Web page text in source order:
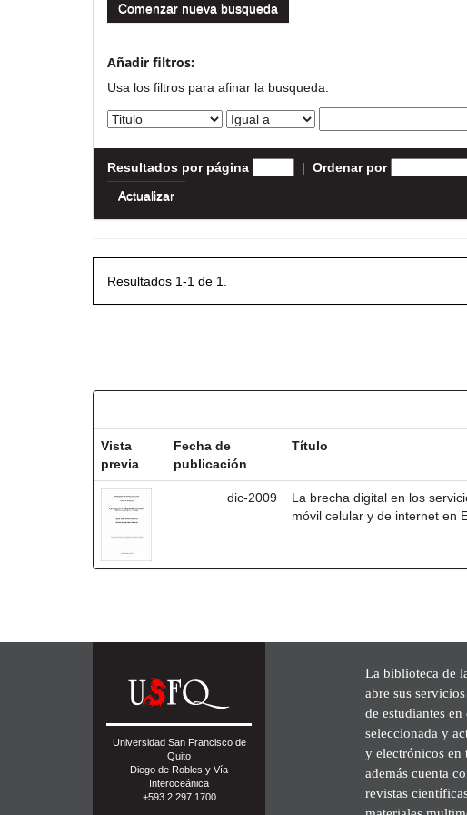
Comenzar nueva busqueda
Añadir filtros:
Usa los filtros para afinar la busqueda.
Resultados por página | Ordenar por
Resultados 1-1 de 1.
Vista
previa
Fecha de
publicación
Título
dic-2009
La brecha digital en los
móvil celular y de internet en
Universidad San Francisco de
Quito
Diego de Robles y Vía
Interoceánica
+593 2 297 1700
La biblioteca de
abre sus
de estudiantes
seleccionada y
y electrónicos en
además cuenta
revistas